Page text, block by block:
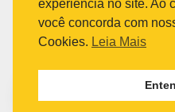
(21) 3278-8069
(21) 3995-7512
Avenida Paulista
experiência no site. Ao
você concorda com
Cookies. Leia Mais